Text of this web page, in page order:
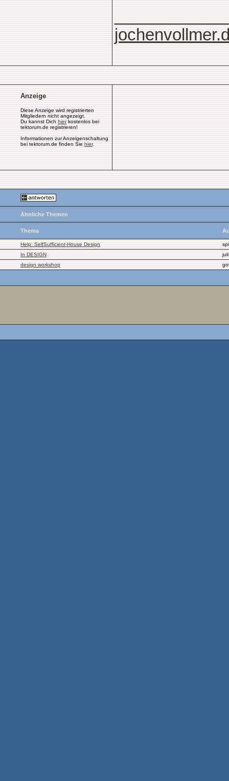
Anzeige
Diese Anzeige wird registrierten
Mitgliedern nicht angezeigt.
Du kannst Dich hierkostenlos bei
tektorum.de registrieren!
Informationen zur Anzeigenschaltung
bei tektorum.de finden Sie hier.
Ähnliche Themen
Thema
Help: SelfSufficient-House Design
In DESIGN
juli
design workshop